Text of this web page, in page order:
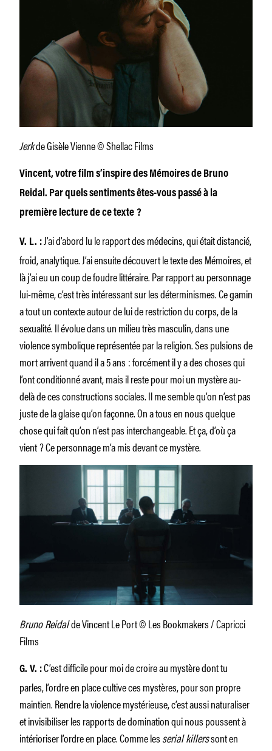
Jerkde Gisèle Vienne © Shellac Films
Vincent, votre film s’inspire des Mémoires de Bruno
Reidal. Par quels sentiments êtes-vous passé à la
première lecture de ce texte ?
V. L. :J’ai d’abord lu le rapport des médecins, qui était distancié,
froid, analytique. J’ai ensuite découvert le texte des Mémoires, et
là j’ai eu un coup de foudre littéraire. Par rapport au personnage
lui-même, c’est très intéressant sur les déterminismes. Ce gamin
a tout un contexte autour de lui de restriction du corps, de la
sexualité. Il évolue dans un milieu très masculin, dans une
violence symbolique représentée par la religion. Ses pulsions de
mort arrivent quand il a 5 ans : forcément il y a des choses qui
l’ont conditionné avant, mais il reste pour moi un mystère au-
delà de ces constructions sociales. Il me semble qu’on n’est pas
juste de la glaise qu’on façonne. On a tous en nous quelque
chose qui fait qu’on n’est pas interchangeable. Et ça, d’où ça
vient ? Ce personnage m’a mis devant ce mystère.
Bruno Reidalde Vincent Le Port © Les Bookmakers / Capricci
Films
G. V. :C’est difficile pour moi de croire au mystère dont tu
parles, l’ordre en place cultive ces mystères, pour son propre
maintien. Rendre la violence mystérieuse, c’est aussi naturaliser
et invisibiliser les rapports de domination qui nous poussent à
intérioriser l’ordre en place. Comme lesserial killerssont en